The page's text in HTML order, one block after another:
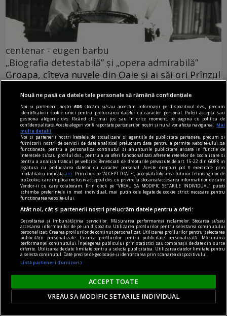
centenar - eugen barbu
„Biografia detestabilă” și „opera admirabilă”
Groapa, cîteva nuvele din Oaie și ai săi ori Prînzul
Săptămîna nebunilor sînt titluri de neocolit.
centenar - eugen barbu
Montaje despre un mare prozator
Din dorința de a da autenticitate însemnării,
autorul s-a slujit și de propria biografie. Cititorul
va fi înțeles astfel semnificația primului montaj.
Nouă ne pasă ca datele tale personale să rămână confidențiale
Noi și partenerii noștri606 stocăm și/sau accesăm informații pe dispozitivul dvs., precum
identificatorii cookie unici pentru prelucrarea datelor cu caracter personal. Puteți accepta sau
gestiona alegerile dvs. făcând clic mai jos sau în orice moment, pe pagina cu politica de
confidențialitate. Aceste alegeri vor fi raportate partenerilor noștri și nu vă vor afecta navigarea.
Mai
multe detalii
Noi si partenerii nostri (retelele de socializare si agentiile de publicitate partenere, precum si
furnizorii nostri de servicii de date analitice) prelucram date pentru a permite website-ului sa
functioneze, pentru a personaliza continutul si anunturile publicitare afisate in functie de
interesele si/sau profilul dvs., pentru a va oferi functionalitati aferente retelelor de socializare si
pentru a analiza traficul pe website. Beneficiati de drepturile prevazute de art. 15-22 din GDPR in
legatura cu prelucrarea datelor cu caracter personal. Aceste drepturi pot fi exercitate prin
modalitatea indicataaici
. Prin click pe “ACCEPT TOATE”, acceptati folosirea tuturor Tehnologiilor de
tip Cookie, care implica inclusiv acceptul dvs. cu privire la stocarea/accesarea informatiilor de catre
Vendor-ii cu care colaboram. Prin click pe “VREAU SA MODIFIC SETARILE INDIVIDUAL” puteti
schimba preferintele in mod individual, mai putin cele legate de cookie strict necesare pentru
functionarea website-ului.
Atât noi, cât și partenerii noștri prelucrăm datele pentru a oferi:
Dezvoltarea și îmbunătățirea serviciilor. Măsurarea performanței reclamelor. Stocarea și/sau
accesarea informațiilor de pe un dispozitiv. Utilizarea profilurilor pentru selectarea conținutului
personalizat. Crearea profilurilor de conținut personalizat. Utilizarea profilurilor pentru selectarea
publicității personalizate. Crearea profilurilor pentru publicitate personalizată. Măsurarea
performanței conținutului. Înțelegerea publicului prin statistici sau combinații de date din surse
diferite. Utilizarea de date limitate pentru a selecta publicitatea. Utilizarea datelor limitate pentru
a selecta conținutul. Date precise de geolocație și identificarea prin scanarea dispozitivului.
Listă parteneri (furnizori)
ACCEPT TOATE
VREAU SA MODIFIC SETARILE INDIVIDUAL